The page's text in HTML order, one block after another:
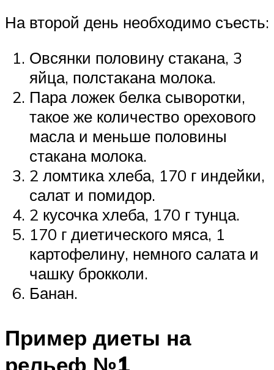
На второй день необходимо съесть:
Овсянки половину стакана, 3
яйца, полстакана молока.
Пара ложек белка сыворотки,
такое же количество орехового
масла и меньше половины
стакана молока.
2 ломтика хлеба, 170 г индейки,
салат и помидор.
2 кусочка хлеба, 170 г тунца.
170 г диетического мяса, 1
картофелину, немного салата и
чашку брокколи.
Банан.
Пример диеты на